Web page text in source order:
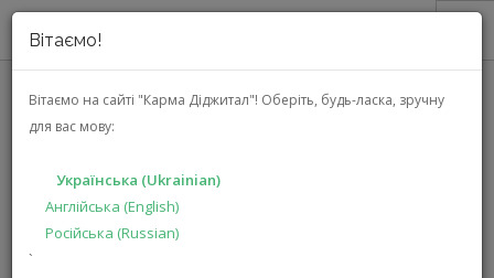
Вітаємо!
Вітаємо на сайті "Карма Діджитал"! Оберіть, будь-ласка, зручну
для вас мову:
Українська (Ukrainian)
Англійська (English)
Російська (Russian)
`
ПРО НАС
АКЦІЇ
РІШЕННЯ
ВИРОБНИКАМ
(CCTG171SFHG3WMAPX)
ГОЛОВНА КАТАЛОГ